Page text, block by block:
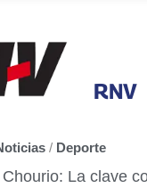
RNV
/ Deporte